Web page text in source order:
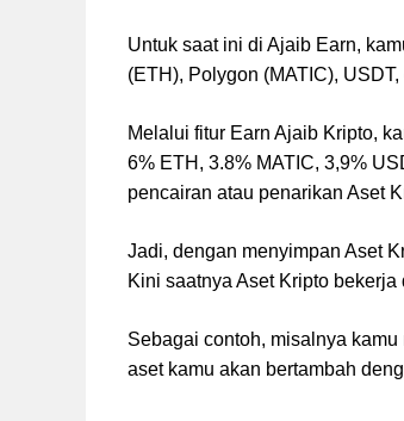
Untuk saat ini di Ajaib Earn,
(ETH), Polygon (MATIC),
Melalui fitur Earn Ajaib Kripto,
6% ETH, 3.8% MATIC, 3,9%
pencairan atau penarikan Aset
Jadi, dengan menyimpan Aset
Kini saatnya Aset Kripto
Sebagai contoh, misalnya
aset kamu akan bertambah